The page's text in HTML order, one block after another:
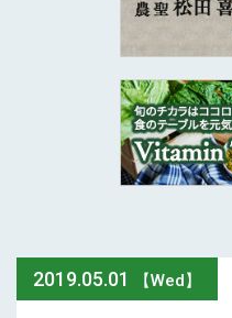
2019.05.01 【Wed】
2018年 (21)
2017年 (12)